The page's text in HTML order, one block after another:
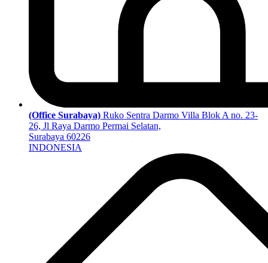
(Office Surabaya) Ruko Sentra Darmo Villa Blok A no. 23-
26, Jl Raya Darmo Permai Selatan,
Surabaya 60226
INDONESIA